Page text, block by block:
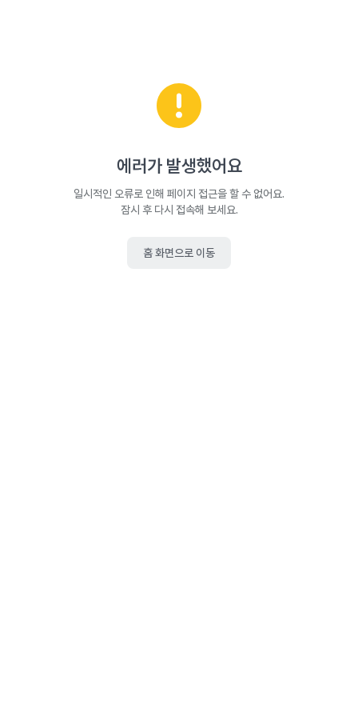
에러가 발생했어요
일시적인 오류로 인해 페이지 접근을 할 수 없어요.
잠시 후 다시 접속해 보세요.
홈 화면으로 이동